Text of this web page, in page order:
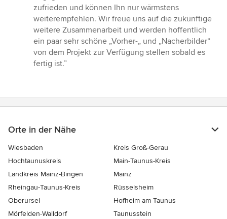
zufrieden und können Ihn nur wärmstens
weiterempfehlen. Wir freue uns auf die zukünftige
weitere Zusammenarbeit und werden hoffentlich
ein paar sehr schöne „Vorher-„ und „Nacherbilder“
von dem Projekt zur Verfügung stellen sobald es
fertig ist.”
Orte in der Nähe
Wiesbaden
Kreis Groß-Gerau
Hochtaunuskreis
Main-Taunus-Kreis
Landkreis Mainz-Bingen
Mainz
Rheingau-Taunus-Kreis
Rüsselsheim
Oberursel
Hofheim am Taunus
Mörfelden-Walldorf
Taunusstein